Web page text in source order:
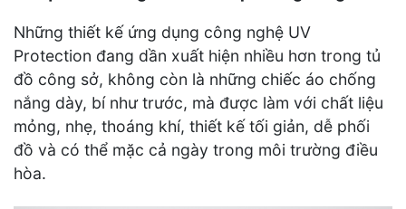
Những thiết kế ứng dụng công nghệ UV
Protection đang dần xuất hiện nhiều hơn trong tủ
đồ công sở, không còn là những chiếc áo chống
nắng dày, bí như trước, mà được làm với chất liệu
mỏng, nhẹ, thoáng khí, thiết kế tối giản, dễ phối
đồ và có thể mặc cả ngày trong môi trường điều
hòa.